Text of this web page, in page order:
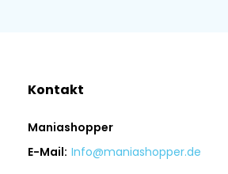
Kontakt
Maniashopper
E-Mail: Info@maniashopper.de